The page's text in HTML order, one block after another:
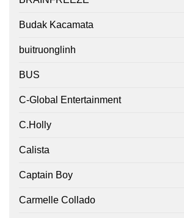
Budak Kacamata
buitruonglinh
BUS
C-Global Entertainment
C.Holly
Calista
Captain Boy
Carmelle Collado